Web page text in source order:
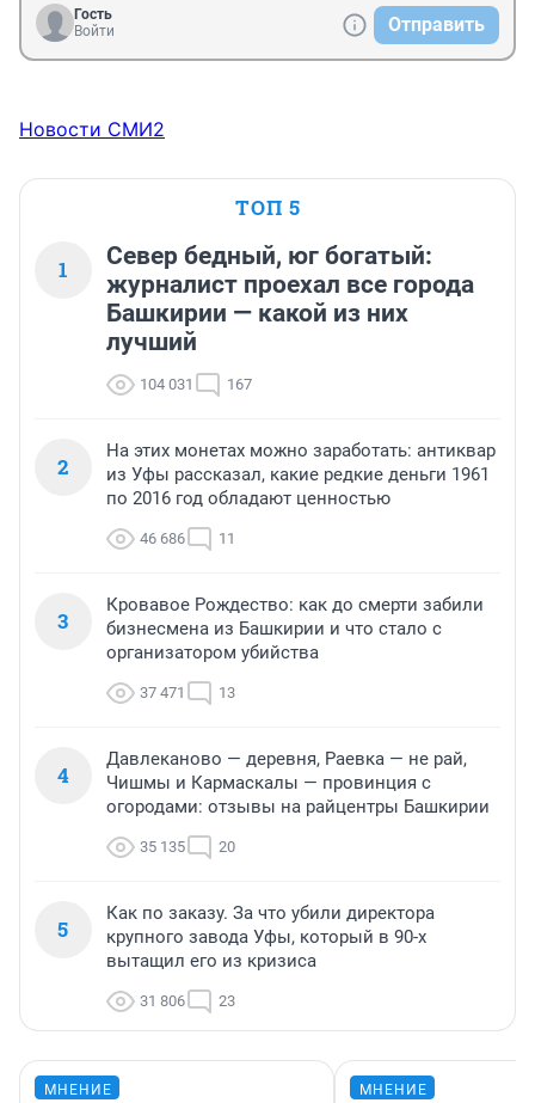
Гость
Войти
Отправить
Новости СМИ2
ТОП 5
1
Север бедный, юг богатый:
журналист проехал все города
Башкирии — какой из них
лучший
104 031 167
2
На этих монетах можно заработать: антиквар
из Уфы рассказал, какие редкие деньги 1961
по 2016 год обладают ценностью
46 686 11
3
Кровавое Рождество: как до смерти забили
бизнесмена из Башкирии и что стало с
организатором убийства
37 471 13
4
Давлеканово — деревня, Раевка — не рай,
Чишмы и Кармаскалы — провинция с
огородами: отзывы на райцентры Башкирии
35 135 20
5
Как по заказу. За что убили директора
крупного завода Уфы, который в 90-х
вытащил его из кризиса
31 806 23
МНЕНИЕ МНЕНИЕ